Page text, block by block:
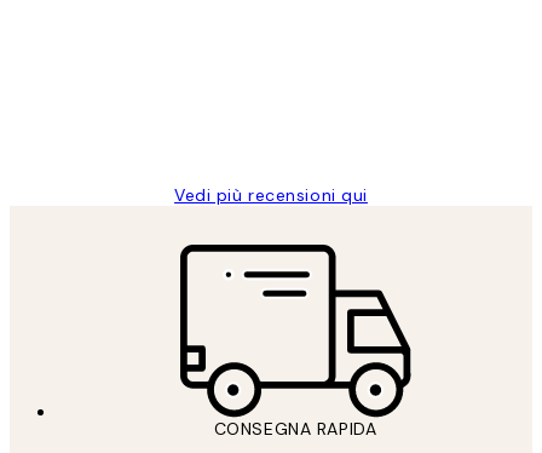
Vedi più recensioni qui
CONSEGNA RAPIDA